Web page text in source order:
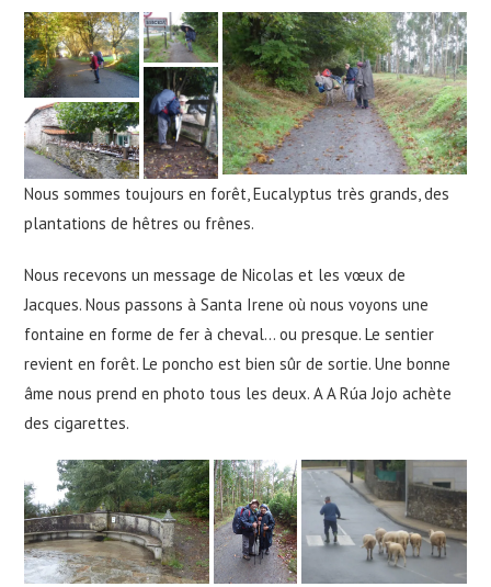
Nous sommes toujours en forêt, Eucalyptus très grands, des
plantations de hêtres ou frênes.
Nous recevons un message de Nicolas et les vœux de
Jacques. Nous passons à Santa Irene où nous voyons une
fontaine en forme de fer à cheval… ou presque. Le sentier
revient en forêt. Le poncho est bien sûr de sortie. Une bonne
âme nous prend en photo tous les deux. A A Rúa Jojo achète
des cigarettes.